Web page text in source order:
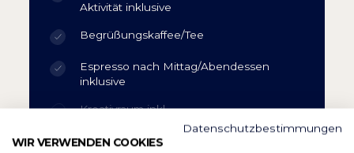
Aktivität inklusive
Begrüßungskaffee/Tee
Espresso nach Mittag/Abendessen
inklusive
Kreativraum inkl.
Seestüberl inklusive Bayerischem Abend
Datenschutzbestimmungen
WIR VERWENDEN COOKIES